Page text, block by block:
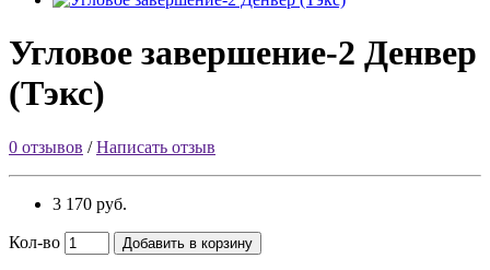
Угловое завершение-2 Денвер
(Тэкс)
0 отзывов /Написать отзыв
3 170 руб.
Кол-во Добавить в корзину